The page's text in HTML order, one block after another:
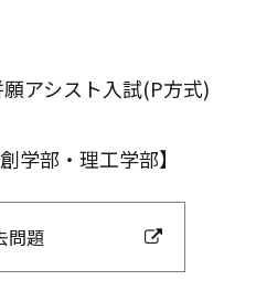
アシスト入試(P方式)
学部・理工学部】
問題